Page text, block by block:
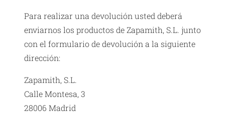
Para realizar una devolución usted deberá
enviarnos los productos de Zapamith, S.L. junto
con el formulario de devolución a la siguiente
dirección:
Zapamith, S.L.
Calle Montesa, 3
28006 Madrid